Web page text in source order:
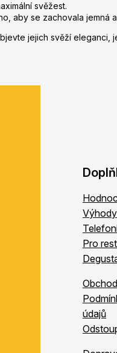
svěžest.
aby se zachovala jemná
jejich svěží eleganci,
Pro
údajů